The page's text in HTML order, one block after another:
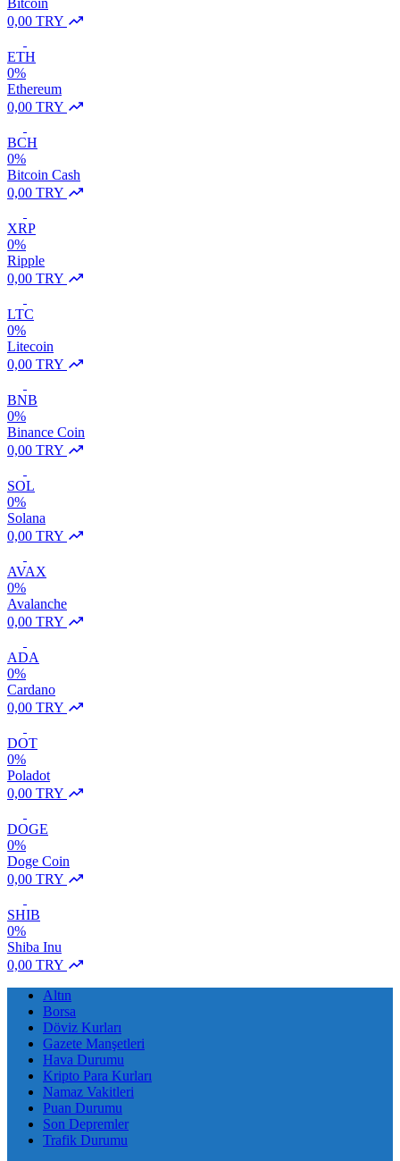
Bitcoin
0,00 TRY
ETH
0%
Ethereum
0,00 TRY
BCH
0%
Bitcoin Cash
0,00 TRY
XRP
0%
Ripple
0,00 TRY
LTC
0%
Litecoin
0,00 TRY
BNB
0%
Binance Coin
0,00 TRY
SOL
0%
Solana
0,00 TRY
AVAX
0%
Avalanche
0,00 TRY
ADA
0%
Cardano
0,00 TRY
DOT
0%
Poladot
0,00 TRY
DOGE
0%
Doge Coin
0,00 TRY
SHIB
0%
Shiba Inu
0,00 TRY
Altın
Borsa
Döviz Kurları
Gazete Manşetleri
Hava Durumu
Kripto Para Kurları
Namaz Vakitleri
Puan Durumu
Son Depremler
Trafik Durumu